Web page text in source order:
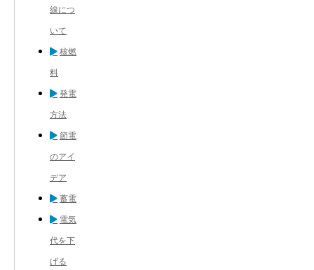
線につ
いて
核燃
料
発電
方法
節電
のアイ
デア
蓄電
電気
代を下
げる